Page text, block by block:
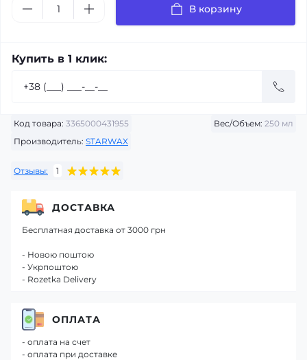
Код товара: 3365000431955 Вес/Объем: 250 мл
Производитель: STARWAX
Отзывы: 1
В корзину
Купить в 1 клик:
ДОСТАВКА
Бесплатная доставка от 3000 грн
- Новою поштою
- Укрпоштою
- Rozetka Delivery
ОПЛАТА
- оплата на счет
- оплата при доставке